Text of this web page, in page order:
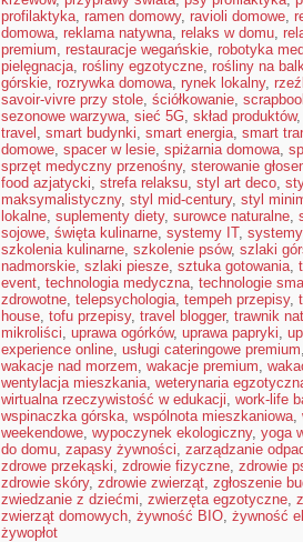
profilaktyka, ramen domowy, ravioli domowe,
domowa, reklama natywna, relaks w domu,
premium, restauracje wegańskie, robotyka
pielęgnacja, rośliny egzotyczne, rośliny na
górskie, rozrywka domowa, rynek lokalny,
savoir-vivre przy stole, ściółkowanie,
sezonowe warzywa, sieć 5G, skład produktów,
travel , smart budynki, smart energia, smart
domowe, spacer w lesie, spiżarnia domowa,
sprzęt medyczny przenośny, sterowanie
food azjatycki, strefa relaksu, styl art deco,
maksymalistyczny, styl mid-century, styl
lokalne, suplementy diety, surowce naturalne,
sojowe, święta kulinarne, systemy IT,
szkolenia kulinarne, szkolenie psów, szlaki
nadmorskie, szlaki piesze, sztuka gotowania,
event, technologia medyczna, technologie
zdrowotne, telepsychologia, tempeh przepisy,
house, tofu przepisy, travel blogger, trawnik
mikroliści, uprawa ogórków, uprawa papryki,
experience online, usługi cateringowe premium,
wakacje nad morzem, wakacje premium,
wentylacja mieszkania, weterynaria
wirtualna rzeczywistość w edukacji, work-life
wspinaczka górska, wspólnota mieszkaniowa,
weekendowe, wypoczynek ekologiczny, yoga
do domu, zapasy żywności, zarządzanie
zdrowe przekąski, zdrowie fizyczne, zdrowie
zdrowie skóry, zdrowie zwierząt, zgłoszenie
zwiedzanie z dziećmi, zwierzęta egzotyczne,
zwierząt domowych, żywność BIO, żywność
żywopłot